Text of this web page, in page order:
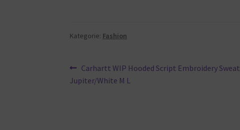
Kategorie: Fashion
Beitragsnavigation
Vorheriger
Beitrag:
Carhartt WIP Hooded Script Embroidery Sweat
Jupiter/White M L